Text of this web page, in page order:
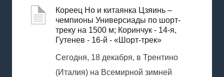
Кореец Но и китаянка Цзяинь –
чемпионы Универсиады по шорт-
треку на 1500 м; Коринчук - 14-я,
Гутенев - 16-й - «Шорт-трек»
Сегодня, 18 декабря, в Трентино
(Италия) на Всемирной зимней